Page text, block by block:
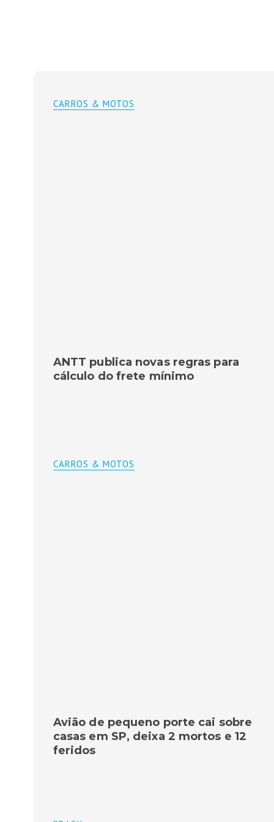
CARROS & MOTOS
ANTT publica novas regras para
cálculo do frete mínimo
CARROS & MOTOS
Avião de pequeno porte cai sobre
casas em SP, deixa 2 mortos e 12
feridos